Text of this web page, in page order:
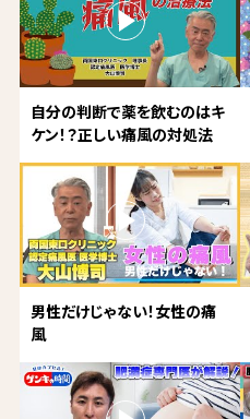
自分の判断で薬を飲むのはキ
ケン！？正しい痛風の対処法
男性だけじゃない！女性の痛
風